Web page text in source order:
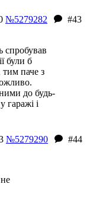
№5279282
#43
спробував
були б
паче з
до будь-
гаражі і
№5279290
#44